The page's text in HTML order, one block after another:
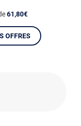
61,80€
OFFRES